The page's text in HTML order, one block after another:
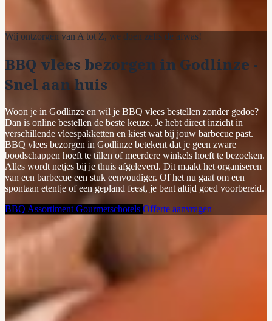
Wij ontzorgen van A tot Z, we doen zelfs de afwas!
BBQ vlees bezorgen in Godlinze -
Snel aan huis
Woon je in Godlinze en wil je BBQ vlees bestellen zonder gedoe?
Dan is online bestellen de beste keuze. Je hebt direct inzicht in
verschillende vleespakketten en kiest wat bij jouw barbecue past.
BBQ vlees bezorgen in Godlinze betekent dat je geen zware
boodschappen hoeft te tillen of meerdere winkels hoeft te bezoeken.
Alles wordt netjes bij je thuis afgeleverd. Dit maakt het organiseren
van een barbecue een stuk eenvoudiger. Of het nu gaat om een
spontaan etentje of een gepland feest, je bent altijd goed voorbereid.
BBQ Assortiment Gourmetschotels Offerte aanvragen